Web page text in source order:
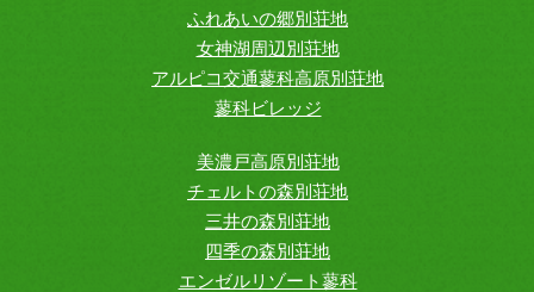
ふれあいの郷別荘地
女神湖周辺別荘地
アルピコ交通蓼科高原別荘地
蓼科ビレッジ
美濃戸高原別荘地
チェルトの森別荘地
三井の森別荘地
四季の森別荘地
エンゼルリゾート蓼科